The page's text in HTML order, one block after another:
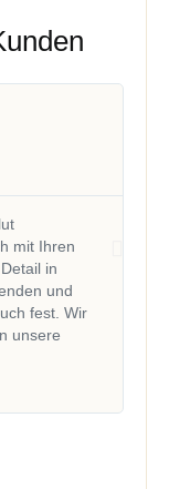
mit Ihren
in
und
fest. Wir
unsere